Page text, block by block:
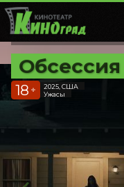
18 +
2025, США
Ужасы